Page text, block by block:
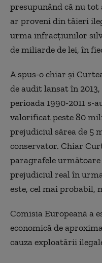
presupunând că nu tot
ar proveni din tăieri
urma infracțiunilor
de miliarde de lei, în
A spus-o chiar și
de audit lansat în
perioada 1990-2011 s-
valorificat peste 80
prejudiciul sărea de 5
conservator. Chiar
paragrafele
prejudiciul real în
este, cel mai probabil,
Comisia Europeană a
economică de
cauza exploatării